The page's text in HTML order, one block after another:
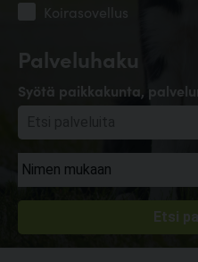
Palveluhaku
Syötä paikkakunta,
Koirasovellus